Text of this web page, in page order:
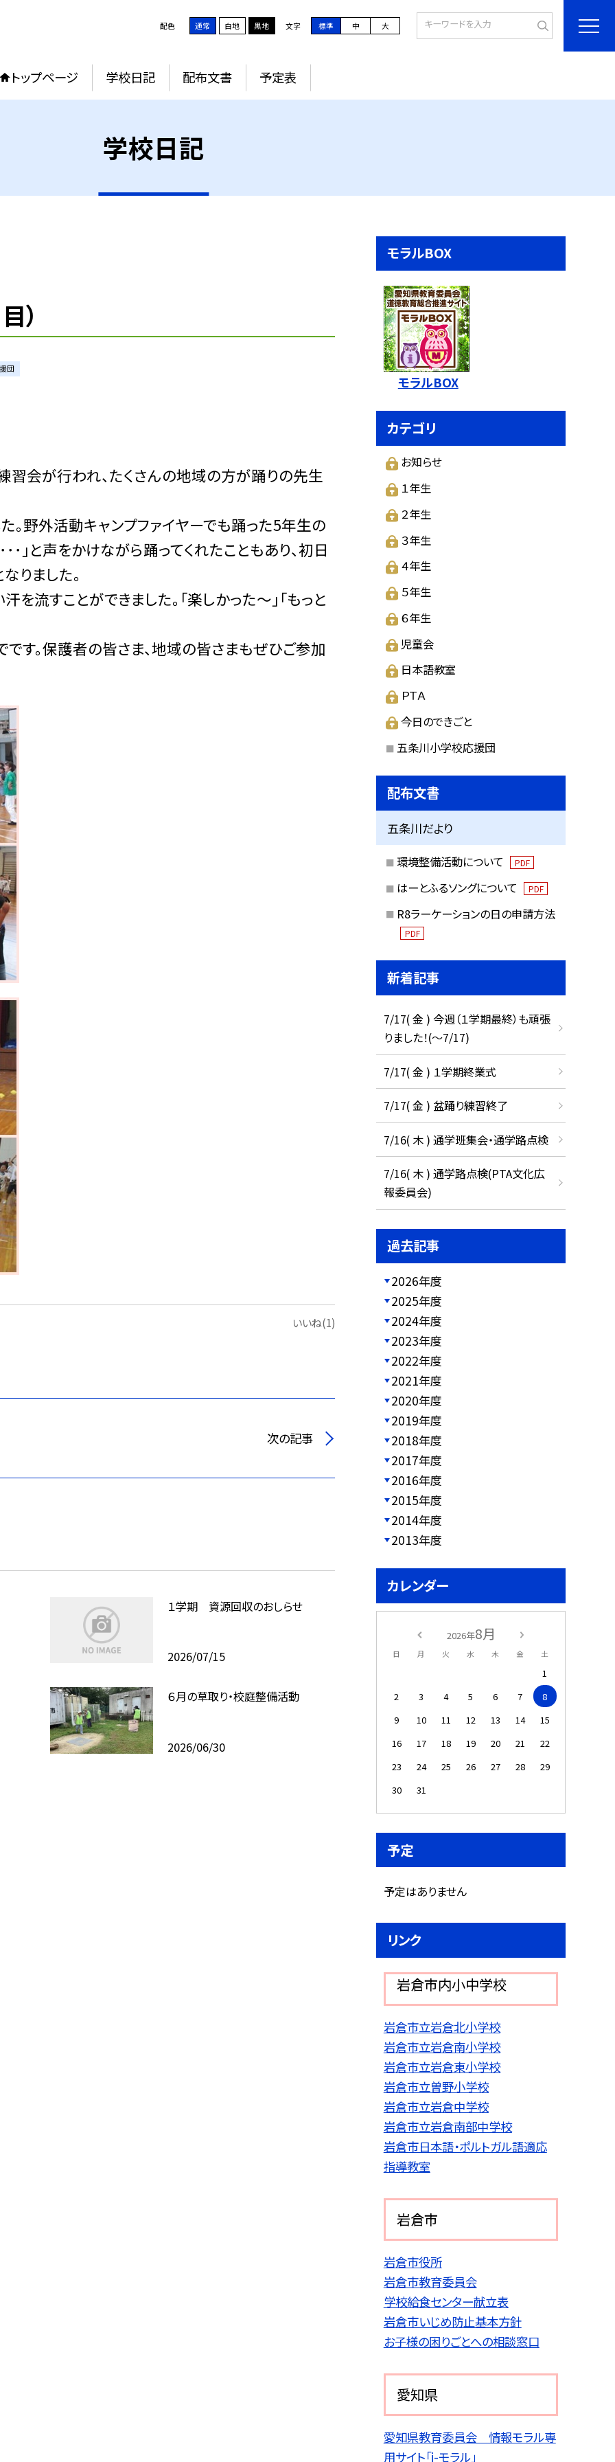
配色 通常 白地 黒地 文字 標準 中 大
トップページ 学校日記 配布文書 予定表
学校日記
）
団
習会が行われ、たくさんの地域の方が踊りの先生
。野外活動キャンプファイヤーでも踊った5年生の
･」と声をかけながら踊ってくれたこともあり、初日
りました。
流すことができました。「楽しかった〜」「もっと
す。保護者の皆さま、地域の皆さまもぜひご参加
いいね(1)
次の記事
１学期 資源回収のおしらせ
2026/07/15
６月の草取り・校庭整備活動
2026/06/30
モラルBOX
モラルBOX
カテゴリ
お知らせ
１年生
２年生
３年生
４年生
５年生
６年生
児童会
日本語教室
ＰＴＡ
今日のできごと
五条川小学校応援団
配布文書
五条川だより
環境整備活動について PDF
はーとふるソングについて PDF
R8ラーケーションの日の申請方法
PDF
新着記事
7/17( 金 ) 今週（１学期最終）も頑張
りました！(〜7/17)
7/17( 金 ) １学期終業式
7/17( 金 ) 盆踊り練習終了
7/16( 木 ) 通学班集会・通学路点検
7/16( 木 ) 通学路点検(PTA文化広
報委員会)
過去記事
2026年度
2025年度
2024年度
2023年度
2022年度
2021年度
2020年度
2019年度
2018年度
2017年度
2016年度
2015年度
2014年度
2013年度
カレンダー
2026年8月
日 月 火 水 木 金 土
1
2
3 4 5 6 7
8
9
10 11 12 13 14
15
16
17 18 19 20 21
22
23
24 25 26 27 28
29
30
31
予定
予定はありません
リンク
岩倉市内小中学校
岩倉市立岩倉北小学校
岩倉市立岩倉南小学校
岩倉市立岩倉東小学校
岩倉市立曽野小学校
岩倉市立岩倉中学校
岩倉市立岩倉南部中学校
岩倉市日本語・ポルトガル語適応
指導教室
岩倉市
岩倉市役所
岩倉市教育委員会
学校給食センター献立表
岩倉市いじめ防止基本方針
お子様の困りごとへの相談窓口
愛知県
愛知県教育委員会 情報モラル専
用サイト「i-モラル」